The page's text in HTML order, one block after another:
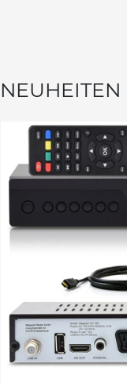
NEUHEITEN